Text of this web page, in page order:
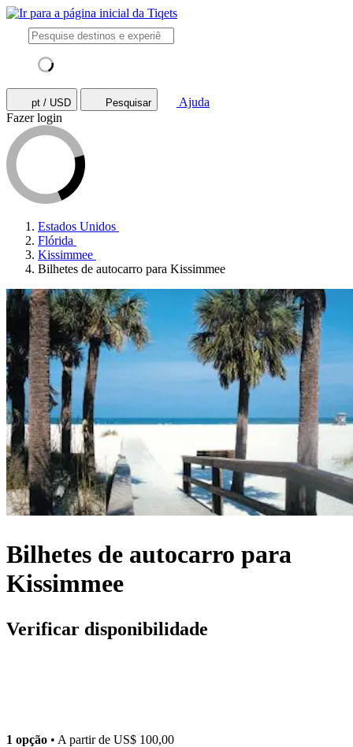
pt / USD Pesquisar
Ajuda
Fazer login
Estados Unidos
Flórida
Kissimmee
Bilhetes de autocarro para Kissimmee
Bilhetes de autocarro para
Kissimmee
Verificar disponibilidade
1 opção • A partir de US$ 100,00